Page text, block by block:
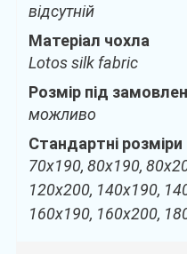
відсутній
Матеріал чохла
Lotos silk fabric
Розмір під
можливо
Стандартні розміри
70х190, 80х190,
120х200, 140х190,
160х190, 160х200,